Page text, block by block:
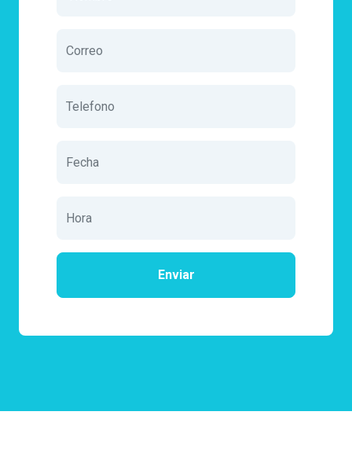
Enviar